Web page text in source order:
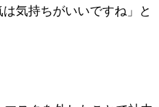
気持ちがいいですね」と